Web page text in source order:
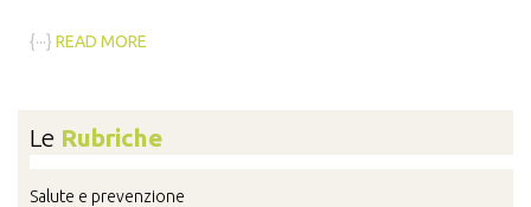
{···} READ MORE
Le Rubriche
Salute e prevenzione